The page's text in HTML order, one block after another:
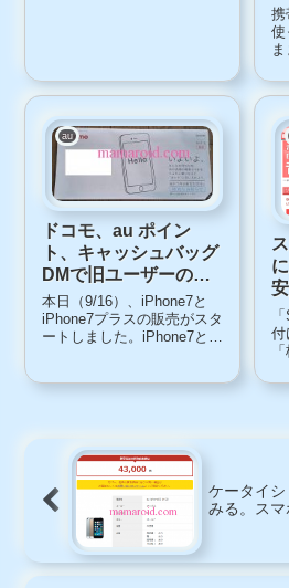
で
携
使
そ
au
ドコモ、au ポイン
ト、キャッシュバッグ
DMで旧ユーザーの乗
り換えを誘う
本日（9/16）、iPhone7と
iPhone7プラスの販売がスタ
ートしました。iPhone7と
較
付
ん
ケータイ
みる。スマ